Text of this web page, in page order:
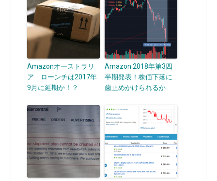
Amazonオーストラリ
ア ローンチは2017年
9月に延期か！？
Amazon 2018年第3四
半期発表！株価下落に
歯止めかけられるか